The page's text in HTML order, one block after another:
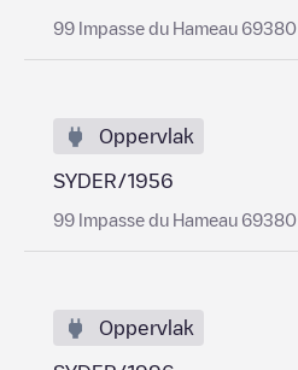
99 Impasse du Hameau 69380
Oppervlak
SYDER/1956
99 Impasse du Hameau 69380
Oppervlak